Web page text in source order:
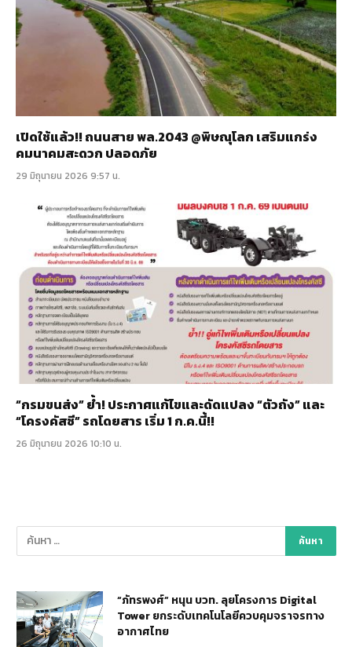
เปิดใช้แล้ว!! ถนนสาย พล.2043 @พิษณุโลก เสริมแกร่ง
คมนาคมสะดวก ปลอดภัย
29 มิถุนายน 2026 9:57 น.
“กรมขนส่ง” ย้ำ! ประกาศแก้ไขและดัดแปลง “ตัวถัง” และ
“โครงคัสซี” รถโดยสาร เริ่ม 1 ก.ค.นี้!!
26 มิถุนายน 2026 10:10 น.
“ภัทรพงศ์” หนุน บวท. ลุยโครงการ Digital
Tower ยกระดับเทคโนโลยีควบคุมจราจรทาง
อากาศไทย